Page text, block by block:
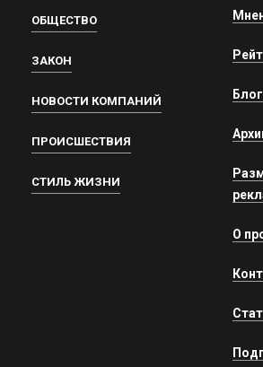
ОБЩЕСТВО
ЗАКОН
НОВОСТИ КОМПАНИЙ
ПРОИСШЕСТВИЯ
СТИЛЬ ЖИЗНИ
О